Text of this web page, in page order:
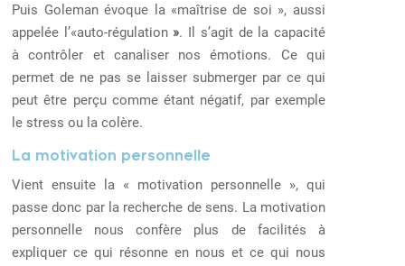
Puis Goleman évoque la «maîtrise de soi », aussi
appelée l’«auto-régulation». Il s’agit de la capacité
à contrôler et canaliser nos émotions. Ce qui
permet de ne pas se laisser submerger par ce qui
peut être perçu comme étant négatif, par exemple
le stress ou la colère.
La motivation personnelle
Vient ensuite la « motivation personnelle », qui
passe donc par la recherche de sens. La motivation
personnelle nous confère plus de facilités à
expliquer ce qui résonne en nous et ce qui nous